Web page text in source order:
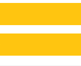
MS. Toutefois, si
les adhésifs